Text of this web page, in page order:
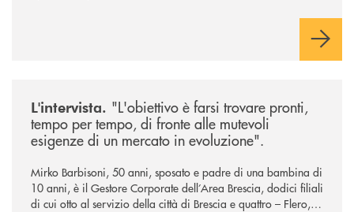
L'intervista. "L'obiettivo è farsi trovare pronti,
tempo per tempo, di fronte alle mutevoli
esigenze di un mercato in evoluzione".
Mirko Barbisoni, 50 anni, sposato e padre di una bambina di
10 anni, è il Gestore Corporate dell’Area Brescia, dodici filiali
di cui otto al servizio della città di Brescia e quattro – Flero,